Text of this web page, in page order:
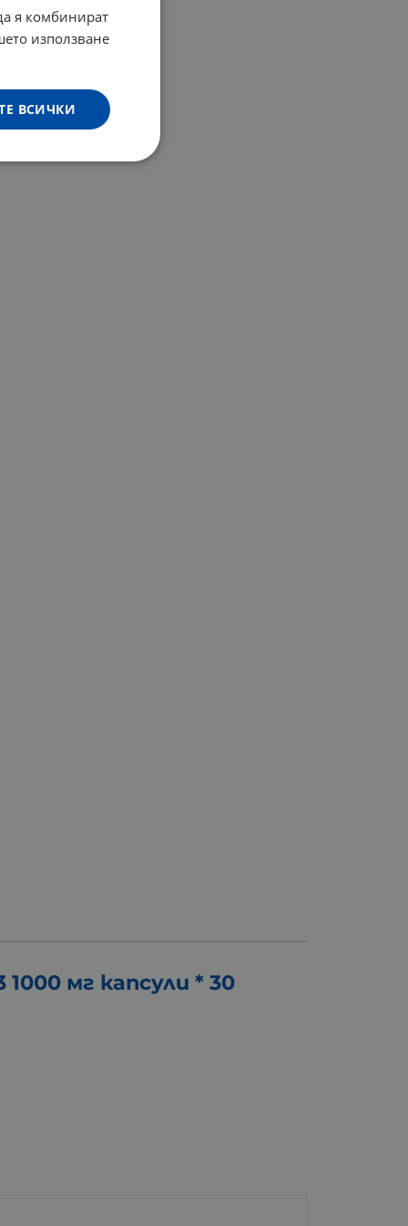
мг капсули * 30
я комбинират
използване
ВСИЧКИ